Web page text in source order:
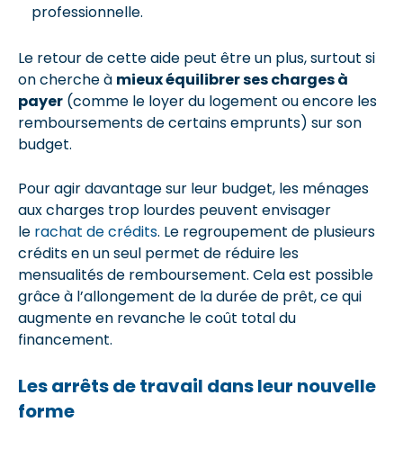
professionnelle.
Le retour de cette aide peut être un plus, surtout si
on cherche à mieux équilibrer ses charges à
payer (comme le loyer du logement ou encore les
remboursements de certains emprunts) sur son
budget.
Pour agir davantage sur leur budget, les ménages
aux charges trop lourdes peuvent envisager
le rachat de crédits. Le regroupement de plusieurs
crédits en un seul permet de réduire les
mensualités de remboursement. Cela est possible
grâce à l’allongement de la durée de prêt, ce qui
augmente en revanche le coût total du
financement.
Les arrêts de travail dans leur nouvelle
forme